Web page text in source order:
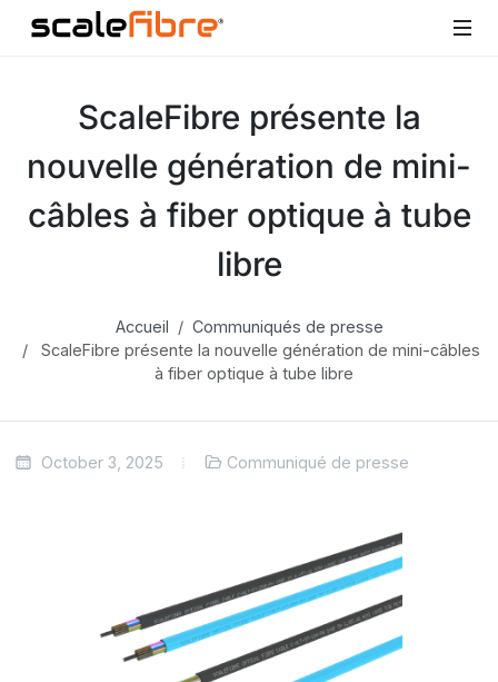
ScaleFibre présente la
nouvelle génération de mini-
câbles à fiber optique à tube
libre
Accueil
Communiqués de presse
ScaleFibre présente la nouvelle génération de mini-câbles
à fiber optique à tube libre
October 3, 2025 Communiqué de presse